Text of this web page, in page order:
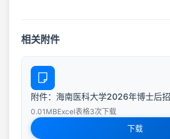
相关附件
附件：海南医科大学2026年博士后
0.01MBExcel表格3次下载
下载